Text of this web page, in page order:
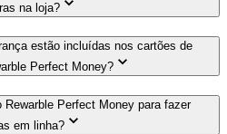
na loja?
estão incluídas nos cartões de
Perfect Money?
Perfect Money para fazer
em linha?